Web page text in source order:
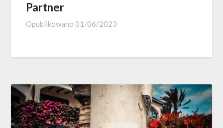
Partner
Opublikowano 01/06/2023